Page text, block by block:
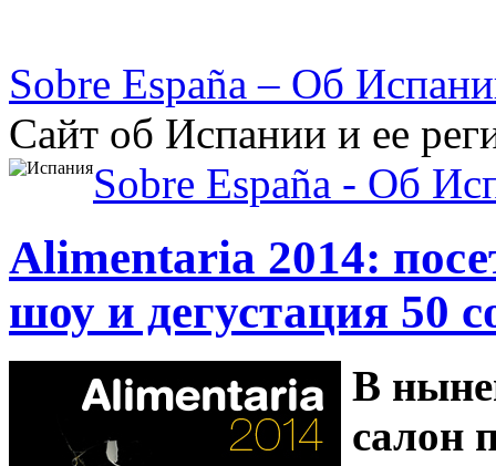
Sobre España – Об
Сайт об Испании и ее
Sobre España - Об
Alimentaria 2014:
шоу и дегустация 50
В
салон